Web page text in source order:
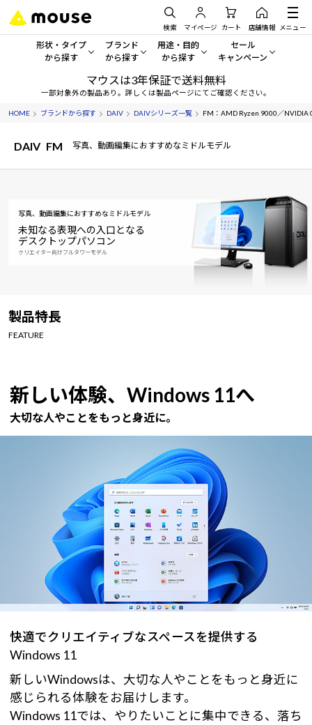
検索 マイページ カート 店舗情報 メニュー
形状・タイプ
から探す
形状・タイプから探す をすべてみる
デスクトップPC
ノートPC
サーバー
ワークステーション
Windows 11
ブランド
から探す
mouse
G TUNE
NEXTGEAR
MousePro
用途・目的
から探す
一般向けパソコン
ゲーミングPC・ゲーム向けパソコン
クリエイティブ向け
学習向けパソコン
スペック/パーツ別
セール
キャンペーン
セール・キャンペー
期間限定セール
おすすめ目玉パソコン
今イチオシのパソコンをピ
Windows 11 Copilot+ PC
マウスは3年保証で送料無料
一部対象外の製品あり。詳しくは製品ページにてご確認ください。
HOME ブランドから探す DAIV DAIVシリーズ一覧 FM：AMD Ryzen 9000／NVIDIA
DAIV FM 写真、動画編集におすすめなミドルモデル
写真、動画編集におすすめなミドルモデル
未知なる表現への入口となる
デスクトップパソコン
クリエイター向けフルタワーモデル
製品特長
FEATURE
新しい体験、Windows 11へ
大切な人やことをもっと身近に。
快適でクリエイティブなスペースを提供する
Windows 11
新しいWindowsは、大切な人やことをもっと身近に
感じられる体験をお届けします。
Windows 11では、やりたいことに集中できる、落ち